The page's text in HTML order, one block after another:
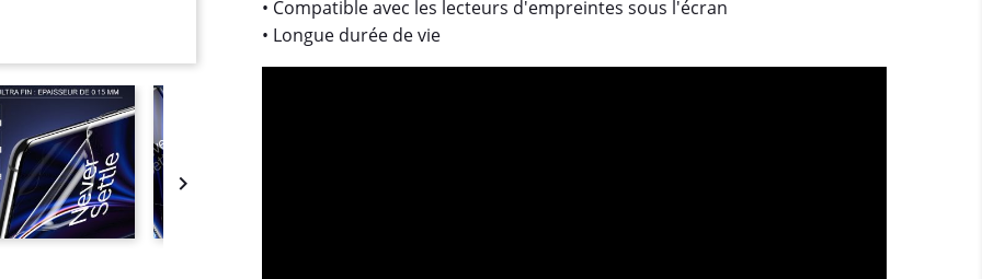

• Compatible avec les lecteurs d'empreintes sous l'écran
• Longue durée de vie